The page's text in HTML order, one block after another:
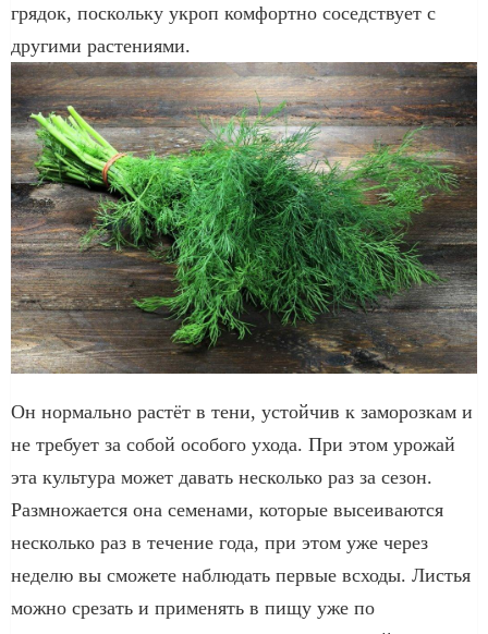
грядок, поскольку укроп комфортно соседствует с
другими растениями.
Он нормально растёт в тени, устойчив к заморозкам и
не требует за собой особого ухода. При этом урожай
эта культура может давать несколько раз за сезон.
Размножается она семенами, которые высеиваются
несколько раз в течение года, при этом уже через
неделю вы сможете наблюдать первые всходы. Листья
можно срезать и применять в пищу уже по